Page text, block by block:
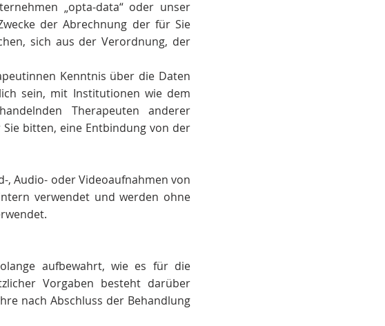
„opta-data“ oder unser
der Abrechnung der für Sie
sich aus der Verordnung, der
Kenntnis über die Daten
sein, mit Institutionen wie dem
Therapeuten anderer
bitten, eine Entbindung von der
, Audio- oder Videoaufnahmen von
verwendet und werden ohne
aufbewahrt, wie es für die
Vorgaben besteht darüber
nach Abschluss der Behandlung